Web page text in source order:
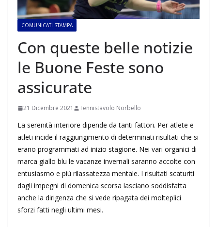
COMUNICATI STAMPA
Con queste belle notizie
le Buone Feste sono
assicurate
21 Dicembre 2021 Tennistavolo Norbello
La serenità interiore dipende da tanti fattori. Per atlete e
atleti incide il raggiungimento di determinati risultati che si
erano programmati ad inizio stagione. Nei vari organici di
marca giallo blu le vacanze invernali saranno accolte con
entusiasmo e più rilassatezza mentale. I risultati scaturiti
dagli impegni di domenica scorsa lasciano soddisfatta
anche la dirigenza che si vede ripagata dei molteplici
sforzi fatti negli ultimi mesi.